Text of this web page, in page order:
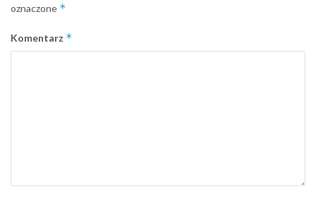
oznaczone *
Komentarz *